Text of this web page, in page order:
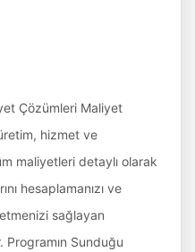
Çözümleri Maliyet
hizmet ve
maliyetleri detaylı olarak
hesaplamanızı ve
sağlayan
Programın Sunduğu